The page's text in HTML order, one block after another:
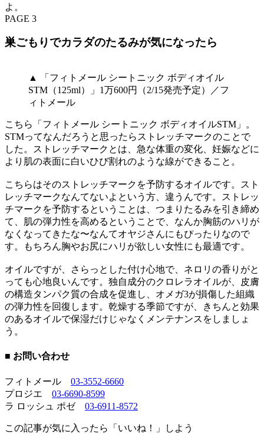
よ。
PAGE 3
巣ごもりでカラダのたるみが気になったら
▲ 「フィトメール シートニック ボディオイル
STM（125ml）」1万600円（2/15発売予定）／フ
ィトメール
こちら「フィトメール シートニック ボディオイルSTM」。
STMってなんだろうと思ったらストレッチマークのことで
した。ストレッチマークとは、急な体重の変化、妊娠などに
より肌の表面に白いひび割れのような線ができること。
こちらはそのストレッチマークを予防するオイルです。スト
レッチマークなんてないよという方、違うんです。ストレッ
チマークを予防するということは、つまりたるみを引き締め
て、肌の弾力性を高めるということで、なんか胸筋のハリが
なくなってきたな〜なんてオヤジさんにもぴったりなので
す。もちろん胸やお尻にハリが欲しい女性にも最適です。
オイルですが、さらっとした付け心地で、ネロリの香りがと
っても心地良いんです。独自成分のクロレラオイルが、皮膚
の構造タンパク質の合成を促進し、オメガ3が損傷した組織
の弾力性を回復します。乾燥する季節ですが、きちんと効果
のあるオイルで保湿だけじゃなくメンテナンスをしましょ
う。
■ お問い合わせ
フィトメール 03-3552-6660
プロジエ 03-6690-8599
ラ ロッシュ ポゼ 03-6911-8572
この記事が気に入ったら「いいね！」しよう